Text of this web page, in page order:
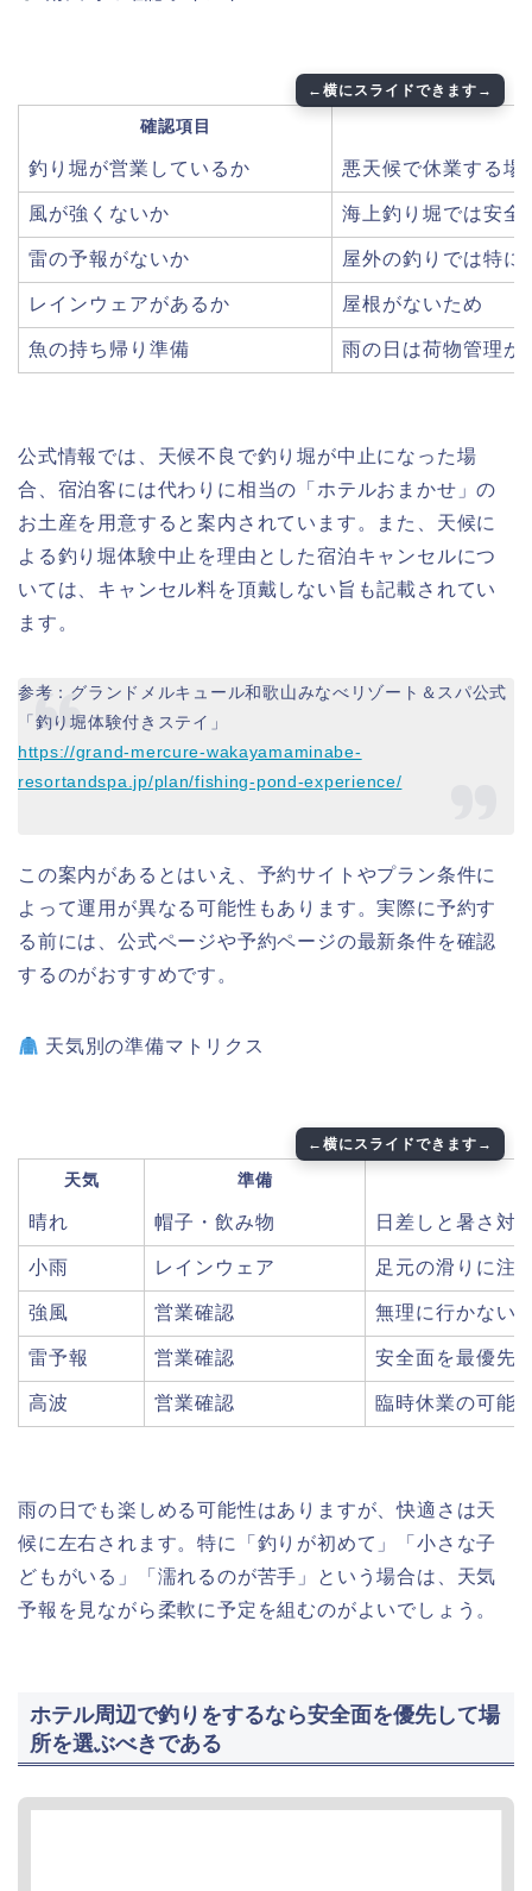
確認項目
釣り堀が営業しているか 悪天候で休業する場
風が強くないか 海上釣り堀では安全
雷の予報がないか 屋外の釣りでは特に
レインウェアがあるか 屋根がないため
魚の持ち帰り準備 雨の日は荷物管理が
公式情報では、天候不良で釣り堀が中止になった場
合、宿泊客には代わりに相当の「ホテルおまかせ」の
お土産を用意すると案内されています。また、天候に
よる釣り堀体験中止を理由とした宿泊キャンセルにつ
いては、キャンセル料を頂戴しない旨も記載されてい
ます。
参考：グランドメルキュール和歌山みなべリゾート＆スパ公式
「釣り堀体験付きステイ」
https://grand-mercure-wakayamaminabe-
resortandspa.jp/plan/fishing-pond-experience/
この案内があるとはいえ、予約サイトやプラン条件に
よって運用が異なる可能性もあります。実際に予約す
る前には、公式ページや予約ページの最新条件を確認
するのがおすすめです。
天気別の準備マトリクス
天気 準備
晴れ 帽子・飲み物 日差しと暑さ対
小雨 レインウェア 足元の滑りに注
強風 営業確認 無理に行かない
雷予報 営業確認 安全面を最優先
高波 営業確認 臨時休業の可能
雨の日でも楽しめる可能性はありますが、快適さは天
候に左右されます。特に「釣りが初めて」「小さな子
どもがいる」「濡れるのが苦手」という場合は、天気
予報を見ながら柔軟に予定を組むのがよいでしょう。
ホテル周辺で釣りをするなら安全面を優先して場
所を選ぶべきである